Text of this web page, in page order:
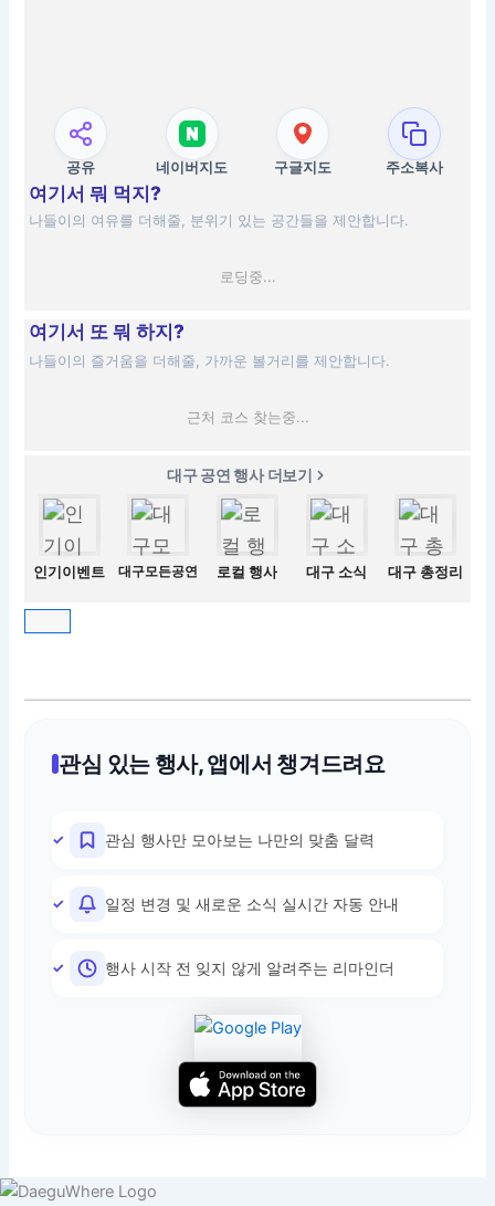
공유 네이버지도 구글지도 주소복사
여기서 뭐 먹지?
나들이의 여유를 더해줄, 분위기 있는 공간들을 제안합니다.
로딩중...
여기서 또 뭐 하지?
나들이의 즐거움을 더해줄, 가까운 볼거리를 제안합니다.
근처 코스 찾는중...
대구 공연 행사 더보기
인기이벤트 대구모든공연 로컬 행사 대구 소식 대구 총정리
관심 있는 행사, 앱에서 챙겨드려요
관심 행사만 모아보는 나만의 맞춤 달력
일정 변경 및 새로운 소식 실시간 자동 안내
행사 시작 전 잊지 않게 알려주는 리마인더